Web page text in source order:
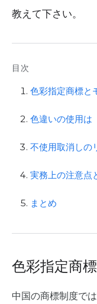
教えて下さい。
目次
色彩指定商標と
色違いの使用は
不使用取消しの
実務上の注意点
まとめ
色彩指定商
中国の商標制度で